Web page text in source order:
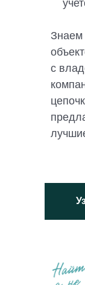
Знаем
с